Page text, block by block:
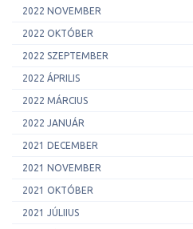
2022 NOVEMBER
2022 OKTÓBER
2022 SZEPTEMBER
2022 ÁPRILIS
2022 MÁRCIUS
2022 JANUÁR
2021 DECEMBER
2021 NOVEMBER
2021 OKTÓBER
2021 JÚLIIUS